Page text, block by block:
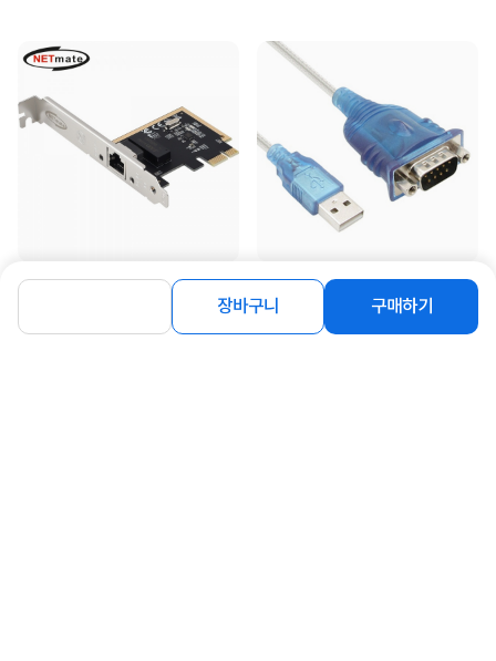
장바구니 구매하기
[강원전자] 넷메이트 PCI Express 기
가비트 랜카드[Realtek] [슬림PC겸
용] [NM-PL11 ]...
7,200원
[강원전자] USB 2.0 to RS232 시리얼
변환케이블, NETmate, KW-525 [투
명블루/0.45m]
9,000원